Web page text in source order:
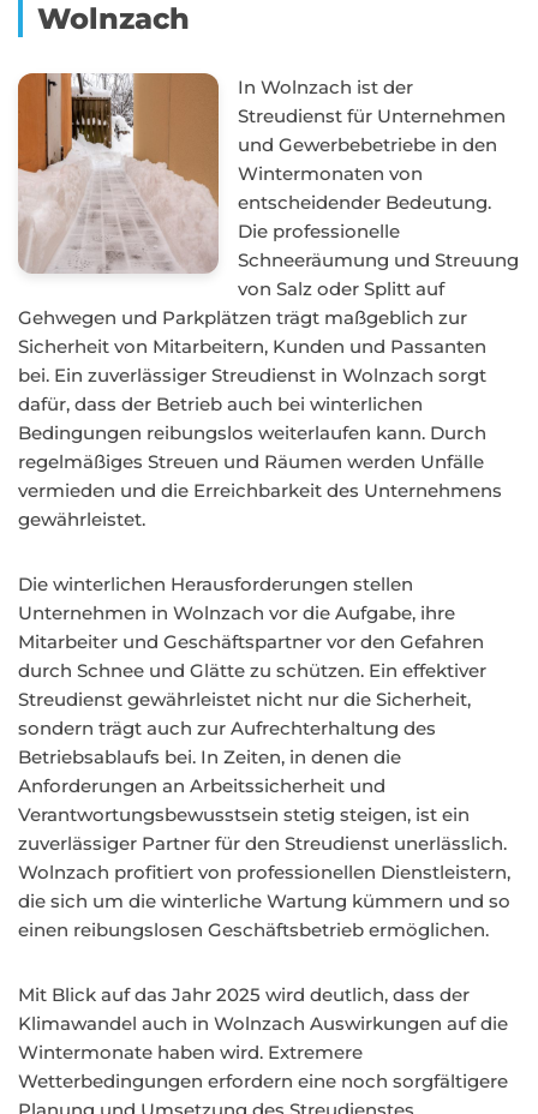
Wolnzach
In Wolnzach ist der
Streudienst für Unternehmen
und Gewerbebetriebe in den
Wintermonaten von
entscheidender Bedeutung.
Die professionelle
Schneeräumung und Streuung
von Salz oder Splitt auf
Gehwegen und Parkplätzen trägt maßgeblich zur
Sicherheit von Mitarbeitern, Kunden und Passanten
bei. Ein zuverlässiger Streudienst in Wolnzach sorgt
dafür, dass der Betrieb auch bei winterlichen
Bedingungen reibungslos weiterlaufen kann. Durch
regelmäßiges Streuen und Räumen werden Unfälle
vermieden und die Erreichbarkeit des Unternehmens
gewährleistet.
Die winterlichen Herausforderungen stellen
Unternehmen in Wolnzach vor die Aufgabe, ihre
Mitarbeiter und Geschäftspartner vor den Gefahren
durch Schnee und Glätte zu schützen. Ein effektiver
Streudienst gewährleistet nicht nur die Sicherheit,
sondern trägt auch zur Aufrechterhaltung des
Betriebsablaufs bei. In Zeiten, in denen die
Anforderungen an Arbeitssicherheit und
Verantwortungsbewusstsein stetig steigen, ist ein
zuverlässiger Partner für den Streudienst unerlässlich.
Wolnzach profitiert von professionellen Dienstleistern,
die sich um die winterliche Wartung kümmern und so
einen reibungslosen Geschäftsbetrieb ermöglichen.
Mit Blick auf das Jahr 2025 wird deutlich, dass der
Klimawandel auch in Wolnzach Auswirkungen auf die
Wintermonate haben wird. Extremere
Wetterbedingungen erfordern eine noch sorgfältigere